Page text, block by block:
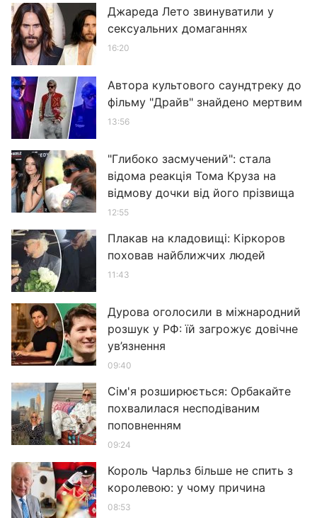
Джареда Лето звинуватили у
сексуальних домаганнях
16:20
Автора культового саундтреку до
фільму "Драйв" знайдено мертвим
13:56
"Глибоко засмучений": стала
відома реакція Тома Круза на
відмову дочки від його прізвища
12:55
Плакав на кладовищі: Кіркоров
поховав найближчих людей
11:43
Дурова оголосили в міжнародний
розшук у РФ: їй загрожує довічне
ув’язнення
09:40
Сім'я розширюється: Орбакайте
похвалилася несподіваним
поповненням
09:24
Король Чарльз більше не спить з
королевою: у чому причина
08:53